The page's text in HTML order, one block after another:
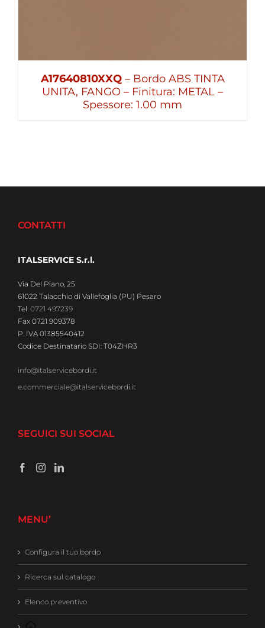
A17640810XXQ– Bordo ABS TINTA
UNITA, FANGO – Finitura: METAL –
Spessore: 1.00 mm
CONTATTI
ITALSERVICE S.r.l.
Via Del Piano, 25
61022 Talacchio di Vallefoglia (PU) Pesaro
Tel. 0721 497239
Fax 0721 909378
P. IVA 01385540412
Codice Destinatario SDI: T04ZHR3
info@italservicebordi.it
e.commerciale@italservicebordi.it
SEGUICI SUI SOCIAL
MENU’
Configura il tuo bordo
Ricerca sul catalogo
Elenco preventivo